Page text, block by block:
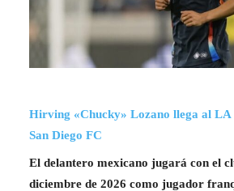
Hirving «Chucky» Lozano llega al
San Diego FC
El delantero mexicano jugará con el
diciembre de 2026 como jugador